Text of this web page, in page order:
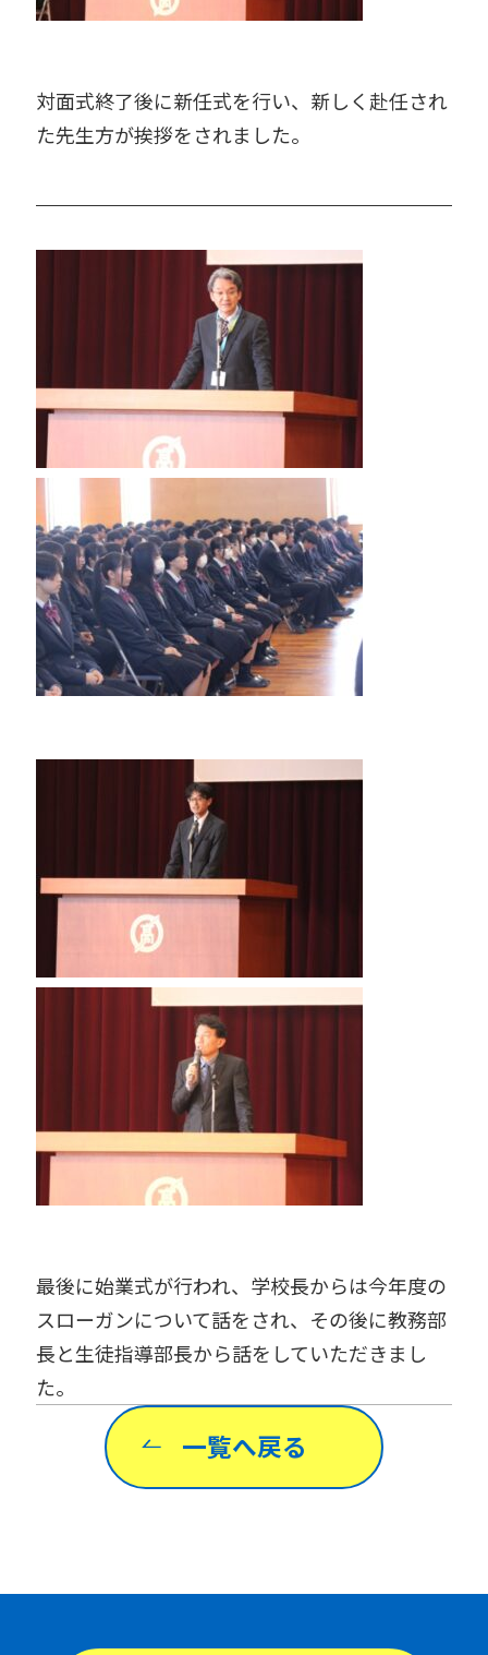
対面式終了後に新任式を行い、新しく赴任され
た先生方が挨拶をされました。
最後に始業式が行われ、学校長からは今年度の
スローガンについて話をされ、その後に教務部
長と生徒指導部長から話をしていただきまし
た。
一覧へ戻る